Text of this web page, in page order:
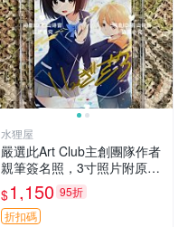
水狸屋
嚴選此Art Club主創團隊作者
親筆簽名照，3寸照片附原裝
卡磚。收藏級面簽照，適合藝
術愛好者收藏與展示。 3寸
簽名 照片
$1,150 95折
折扣碼